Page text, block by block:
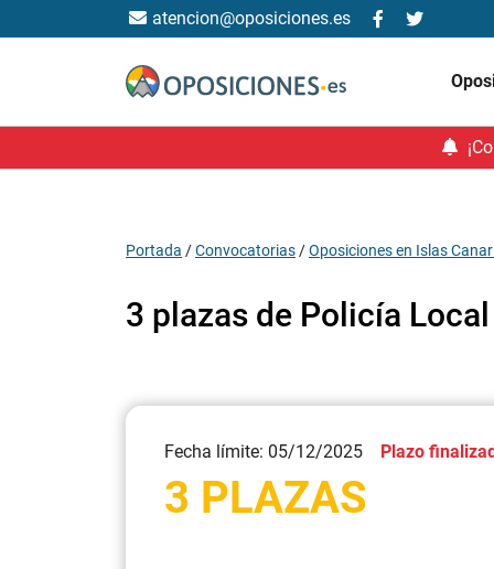
atencion@oposiciones.es
Portada /Convocatorias /Oposiciones en Islas
3 plazas de Policía
Fecha límite: 05/12/2025 Plazo
3 PLAZAS